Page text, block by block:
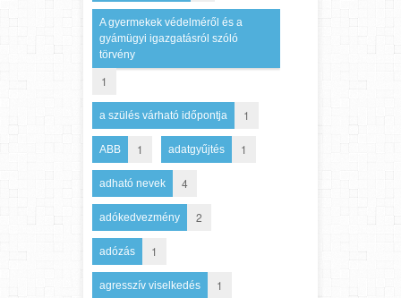
A gyermekek védelméről és a
gyámügyi igazgatásról szóló
törvény
1
a szülés várható időpontja 1
ABB 1 adatgyűjtés 1
adható nevek 4
adókedvezmény 2
adózás 1
agresszív viselkedés 1